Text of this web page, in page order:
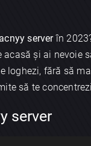
serverîn
acasă și ai
loghezi, fără să
să te
server